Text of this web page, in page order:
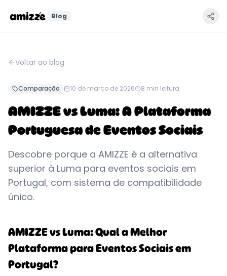
Blog
Voltar ao blog
Comparação 10 de março de 2026 8 min leitura
AMIZZE vs Luma: A Plataforma
Portuguesa de Eventos Sociais
Descobre porque a AMIZZE é a alternativa
superior à Luma para eventos sociais em
Portugal, com sistema de compatibilidade
único.
AMIZZE vs Luma: Qual a Melhor
Plataforma para Eventos Sociais em
Portugal?